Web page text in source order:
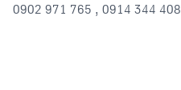
0902 971 765 , 0914 344 408